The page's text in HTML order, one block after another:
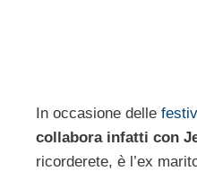
In occasione delle
collabora infatti con
ricorderete, è l’ex